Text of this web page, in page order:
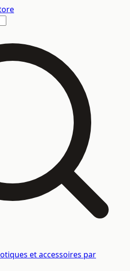
et accessoires par